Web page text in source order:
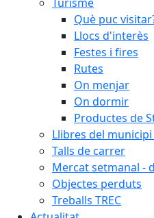
Què puc
Llocs d'interès
Festes i fires
Rutes
On menjar
On dormir
Productes de
Llibres del
Talls de carrer
Mercat setmanal -
Objectes perduts
Treballs TREC